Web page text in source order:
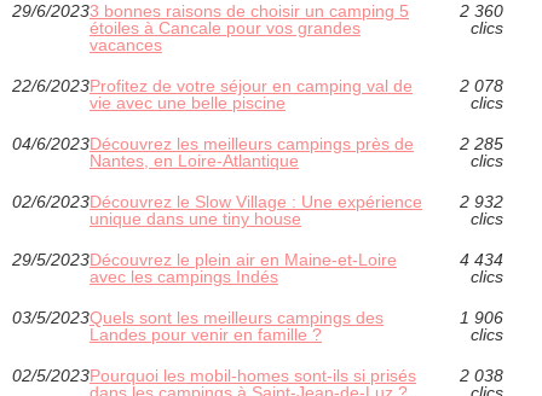
29/6/20233 bonnes raisons de choisir un camping 5
étoiles à Cancale pour vos grandes
vacances
2 360
clics
22/6/2023Profitez de votre séjour en camping val de
vie avec une belle piscine
2 078
clics
04/6/2023Découvrez les meilleurs campings près de
Nantes, en Loire-Atlantique
2 285
clics
02/6/2023Découvrez le Slow Village : Une expérience
unique dans une tiny house
2 932
clics
29/5/2023Découvrez le plein air en Maine-et-Loire
avec les campings Indés
4 434
clics
03/5/2023Quels sont les meilleurs campings des
Landes pour venir en famille ?
1 906
clics
02/5/2023Pourquoi les mobil-homes sont-ils si prisés
2 038